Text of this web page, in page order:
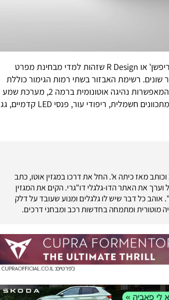
שתי הגרסאות מגיעות ברמות אבזור 'אינסקריפשן' או R Design שזהות למדי מבחינת מפרט
שונים. רשימת האבזור בשתי רמות הגימור כוללת
מכלול מקיף של מערכות בטיחות אקטבייות המאפשרות נהיגה אוטונומית ברמה 2, מערכת שמע
של הרמן קרדון, מושבים קדמיים מחוממים ומתכוונים חשמלית, ריפודי עור, פנסי LED קדמיים, גג
עיתונאי רכב מאז 2003 וכותב מאז כיתה א'. החל את דרכו במגזין אוטו, כתב
וערך את האתר הדו-גלגלי דו"גרי. הקים את המגזין
אוהב כל דבר שיש לו גלגלים ומנוע שעובד על דלק
מוטורית ומתמחה בחדשות רכב ומבחני דרכים.